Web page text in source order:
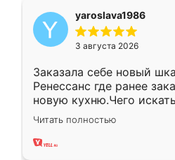
yaroslava1986
3 августа 2026
Заказала себе новый
Ренессанс где ранее
новую кухню.Чего
вполне довольна.
два года, нареканий нет.
Читать полностью